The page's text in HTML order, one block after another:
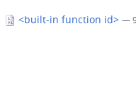
<built-in function id>—